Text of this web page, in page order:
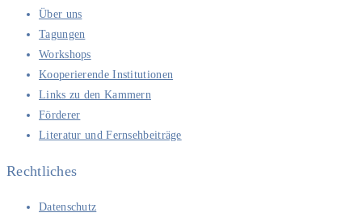
Über uns
Tagungen
Workshops
Kooperierende Institutionen
Links zu den Kammern
Förderer
Literatur und Fernsehbeiträge
Rechtliches
Datenschutz